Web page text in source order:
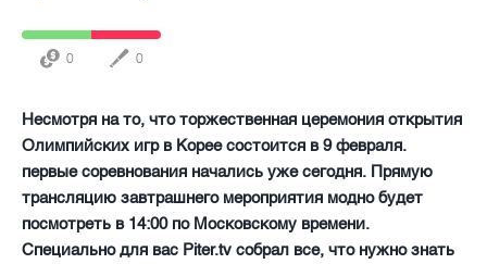
0 0
Несмотря на то, что торжественная церемония открытия
Олимпийских игр в Корее состоится в 9 февраля.
первые соревнования начались уже сегодня. Прямую
трансляцию завтрашнего мероприятия модно будет
посмотреть в 14:00 по Московскому времени.
Специально для вас Piter.tv собрал все, что нужно знать